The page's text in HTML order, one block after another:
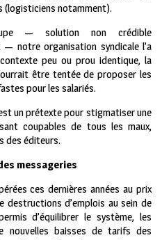
(logisticiens notamment).
— solution non crédible
notre organisation syndicale l’a
peu ou prou identique, la
être tentée de proposer les
pour les salariés.
un prétexte pour stigmatiser une
coupables de tous les maux,
des éditeurs.
messageries
ces dernières années au prix
d’emplois au sein de
d’équilibrer le système, les
nouvelles baisses de tarifs des